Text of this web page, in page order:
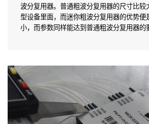
波分复用器。普通粗波分复用器的尺寸比较
型设备里面，而迷你粗波分复用器的优势便
小，而参数同样能达到普通粗波分复用器的